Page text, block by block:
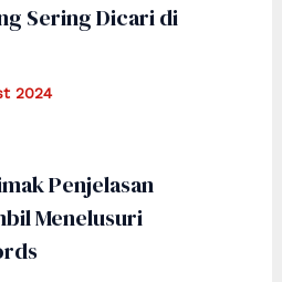
Sering Dicari di
2024
Penjelasan
Menelusuri